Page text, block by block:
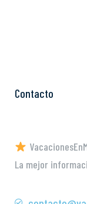
Contacto
La mejor